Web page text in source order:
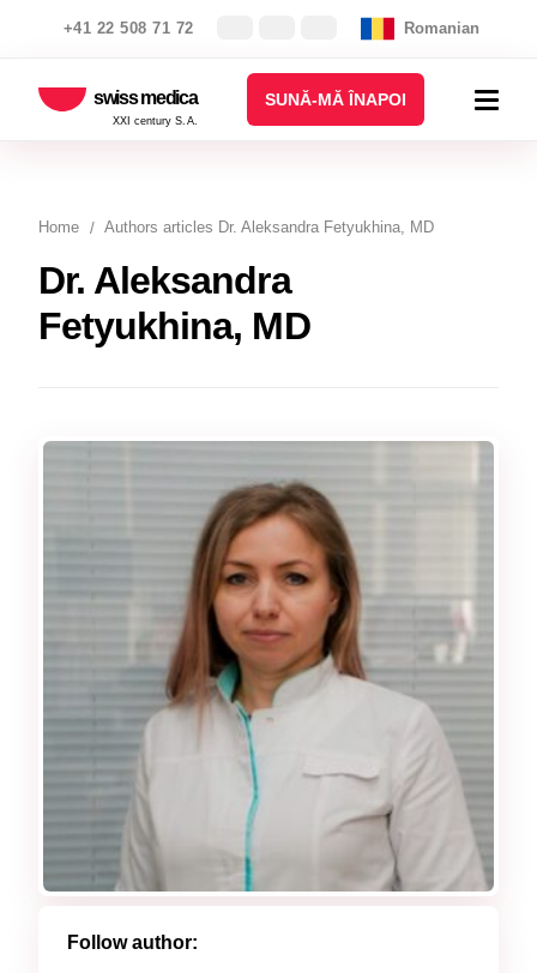
+41 22 508 71 72 Romanian
swiss medica
XXI century S.A.
SUNĂ-MĂ ÎNAPOI
Home Authors articles Dr. Aleksandra Fetyukhina, MD
Dr. Aleksandra
Fetyukhina, MD
Follow author: